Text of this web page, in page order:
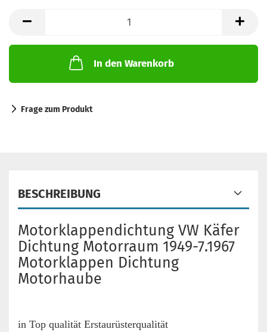
In den Warenkorb
Frage zum Produkt
BESCHREIBUNG
Motorklappendichtung VW Käfer
Dichtung Motorraum 1949-7.1967
Motorklappen Dichtung
Motorhaube
in Top qualität Erstaurüsterqualität